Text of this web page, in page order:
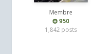
Membre
950
1,842 posts